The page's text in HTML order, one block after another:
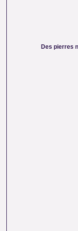
Des pierres
Nous
vous offrir des
sa beauté, sa